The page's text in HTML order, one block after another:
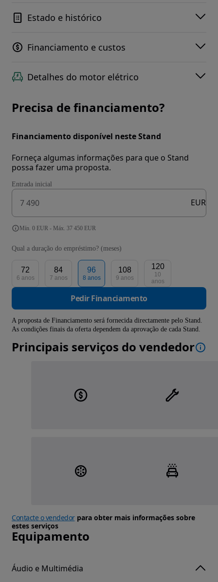
Estado e histórico
Financiamento e custos
Detalhes do motor elétrico
Precisa de financiamento?
Financiamento disponível neste Stand
Forneça algumas informações para que o Stand
possa fazer uma proposta.
Entrada inicial
EUR
Mín. 0 EUR - Máx. 37 450 EUR
Qual a duração do empréstimo? (meses)
72
6 anos
84
7 anos
96
8 anos
108
9 anos
120
10
anos
Pedir Financiamento
A proposta de Financiamento será fornecida directamente pelo Stand.
As condições finais da oferta dependem da aprovação de cada Stand.
Principais serviços do vendedor
Contacte o vendedorpara obter mais informações sobre
estes serviços
Equipamento
Áudio e Multimédia